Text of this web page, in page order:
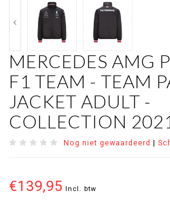
MERCEDES AMG
F1 TEAM - TEAM
JACKET ADULT -
COLLECTION
Nog niet gewaardeerd |
€139,95 Incl. btw